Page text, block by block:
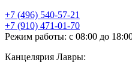
+7 (496) 540-57-21
+7 (910) 471-01-70
Режим работы: с 08:00 до
Канцелярия Лавры: